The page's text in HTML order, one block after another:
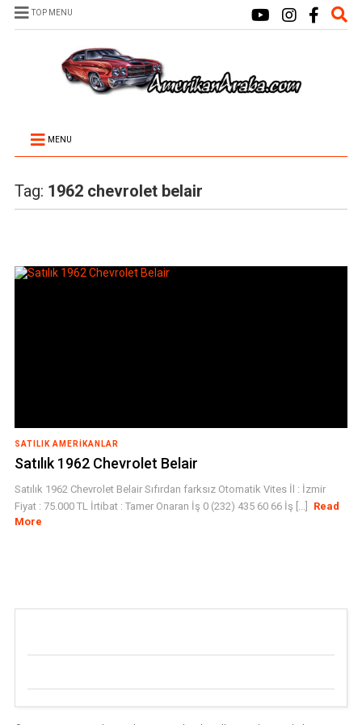
TOP MENU
MENU
Tag: 1962 chevrolet belair
SATILIK AMERIKANLAR
Satılık 1962 Chevrolet Belair
Satılık 1962 Chevrolet Belair Sıfırdan farksız Otomatik Vites İl : İzmir
Fiyat : 75.000 TL İrtibat : Tamer Onaran İş 0 (232) 435 60 66 İş [...]
Read
More